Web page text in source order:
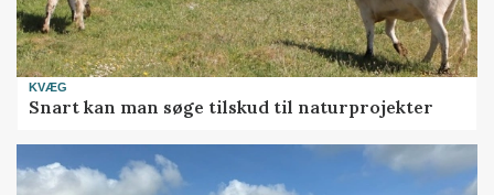
KVÆG
Snart kan man søge tilskud til naturprojekter